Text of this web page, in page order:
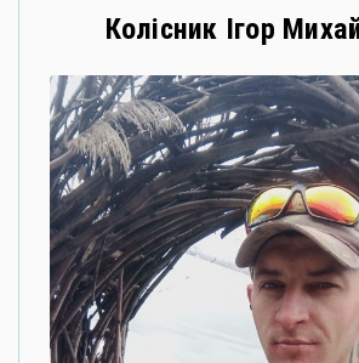
Колісник Ігор